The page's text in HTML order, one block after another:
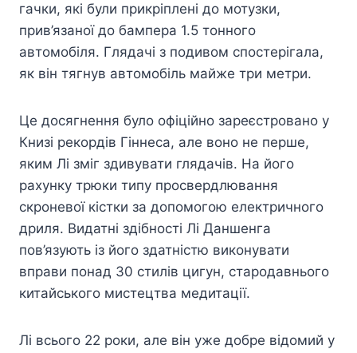
гачки, які були прикріплені до мотузки,
прив’язаної до бампера 1.5 тонного
автомобіля. Глядачі з подивом спостерігала,
як він тягнув автомобіль майже три метри.
Це досягнення було офіційно зареєстровано у
Книзі рекордів Гіннеса, але воно не перше,
яким Лі зміг здивувати глядачів. На його
рахунку трюки типу просвердлювання
скроневої кістки за допомогою електричного
дриля. Видатні здібності Лі Даншенга
пов’язують із його здатністю виконувати
вправи понад 30 стилів цигун, стародавнього
китайського мистецтва медитації.
Лі всього 22 роки, але він уже добре відомий у